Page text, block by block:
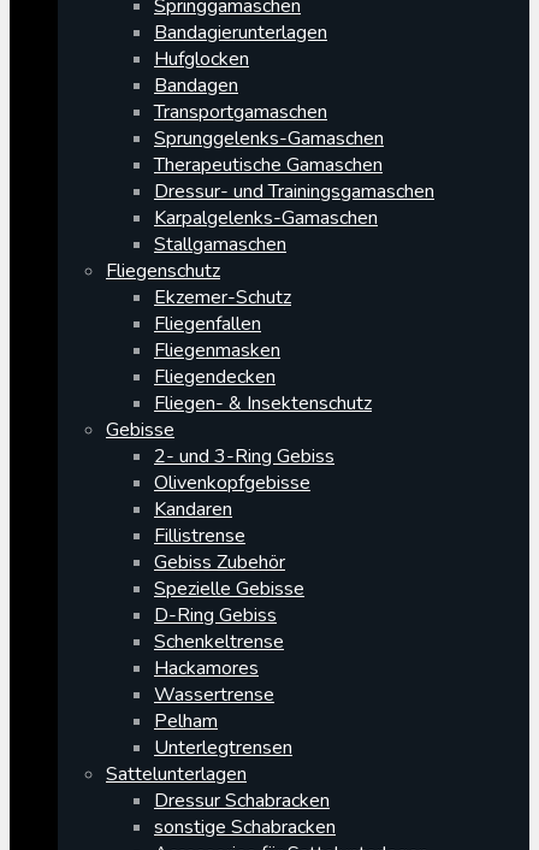
Springgamaschen
Bandagierunterlagen
Hufglocken
Bandagen
Transportgamaschen
Sprunggelenks-Gamaschen
Therapeutische Gamaschen
Dressur- und Trainingsgamaschen
Karpalgelenks-Gamaschen
Stallgamaschen
Fliegenschutz
Ekzemer-Schutz
Fliegenfallen
Fliegenmasken
Fliegendecken
Fliegen- & Insektenschutz
Gebisse
2- und 3-Ring Gebiss
Olivenkopfgebisse
Kandaren
Fillistrense
Gebiss Zubehör
Spezielle Gebisse
D-Ring Gebiss
Schenkeltrense
Hackamores
Wassertrense
Pelham
Unterlegtrensen
Sattelunterlagen
Dressur Schabracken
sonstige Schabracken